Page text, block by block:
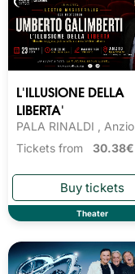
L'ILLUSIONE DELLA
LIBERTA'
PALA RINALDI , Anzio
Tickets from 30.38€
Theater